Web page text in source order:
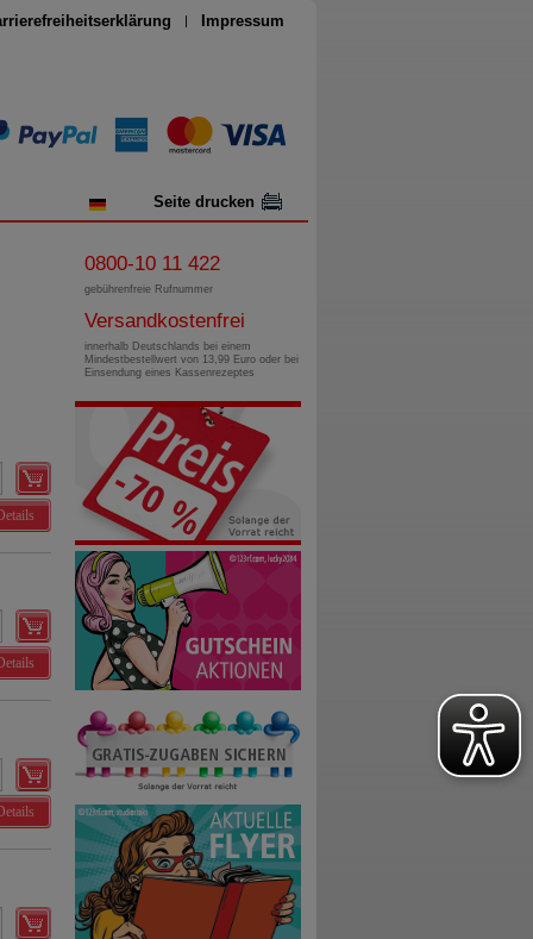
Impressum
Seite drucken
Details
Details
0800-10 11 422
gebührenfreie Rufnummer
Versandkostenfrei
innerhalb Deutschlands bei einem
Mindestbestellwert von 13,99 Euro oder bei
Einsendung eines Kassenrezeptes